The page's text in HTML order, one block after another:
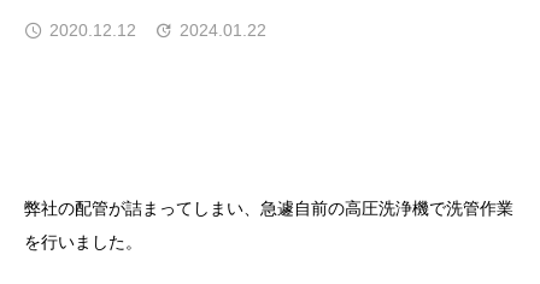
2020.12.12 2024.01.22
弊社の配管が詰まってしまい、急遽自前の高圧洗浄機で洗管作業
を行いました。